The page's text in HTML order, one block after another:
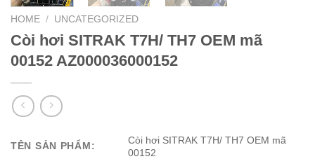
HOME / UNCATEGORIZED
Còi hơi SITRAK T7H/ TH7 OEM mã
00152 AZ000036000152
TÊN SẢN PHẨM:
Còi hơi SITRAK T7H/ TH7 OEM mã
00152